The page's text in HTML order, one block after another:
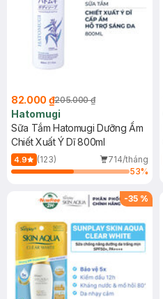
82.000 ₫205.000 ₫
Hatomugi
Sữa Tắm Hatomugi Dưỡng Ẩm
Chiết Xuất Ý Dĩ 800ml
4.9 (123)
714/tháng
53%
-35 %